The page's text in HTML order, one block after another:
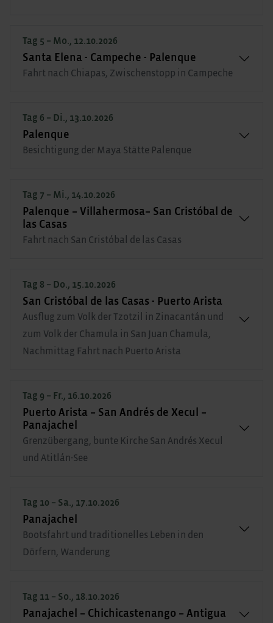
Tag 5 – Mo., 12.10.2026
Santa Elena - Campeche - Palenque
Fahrt nach Chiapas, Zwischenstopp in Campeche
Tag 6 – Di., 13.10.2026
Palenque
Besichtigung der Maya Stätte Palenque
Tag 7 – Mi., 14.10.2026
Palenque – Villahermosa– San Cristóbal de
las Casas
Fahrt nach San Cristóbal de las Casas
Tag 8 – Do., 15.10.2026
San Cristóbal de las Casas - Puerto Arista
Ausflug zum Volk der Tzotzil in Zinacantán und
zum Volk der Chamula in San Juan Chamula,
Nachmittag Fahrt nach Puerto Arista
Tag 9 – Fr., 16.10.2026
Puerto Arista – San Andrés de Xecul –
Panajachel
Grenzübergang, bunte Kirche San Andrés Xecul
und Atitlán-See
Tag 10 – Sa., 17.10.2026
Panajachel
Bootsfahrt und traditionelles Leben in den
Dörfern, Wanderung
Tag 11 – So., 18.10.2026
Panajachel – Chichicastenango – Antigua